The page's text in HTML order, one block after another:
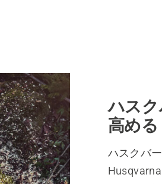
ハス
高める
ハスクバ